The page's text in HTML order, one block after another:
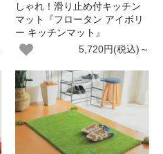
しゃれ！滑り止め付キッチン
マット『フロータン アイボリ
ー キッチンマット』
5,720円(税込)～